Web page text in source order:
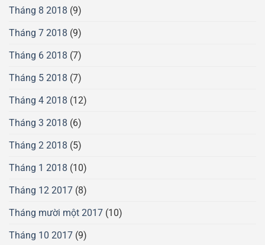
Tháng 8 2018 (9)
Tháng 7 2018 (9)
Tháng 6 2018 (7)
Tháng 5 2018 (7)
Tháng 4 2018 (12)
Tháng 3 2018 (6)
Tháng 2 2018 (5)
Tháng 1 2018 (10)
Tháng 12 2017 (8)
Tháng mười một 2017 (10)
Tháng 10 2017 (9)